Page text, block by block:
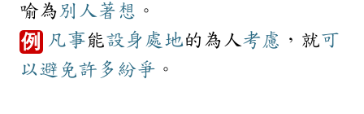
喻為別人著想 。
例 凡事能設身處地的為人考慮 ，就可
以避免許多 紛爭 。